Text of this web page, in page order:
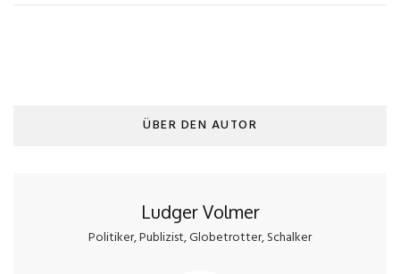
ÜBER DEN AUTOR
Ludger Volmer
Politiker, Publizist, Globetrotter, Schalker